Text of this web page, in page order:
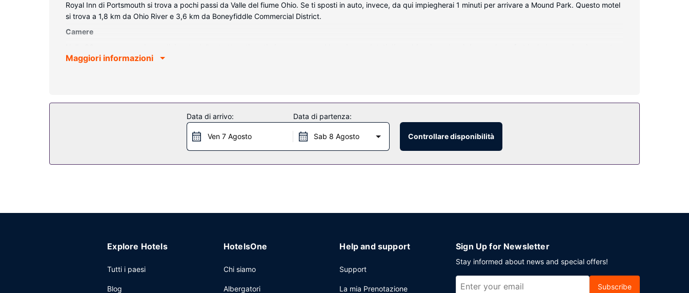
Royal Inn di Portsmouth si trova a pochi passi da Valle del fiume Ohio. Se ti sposti in auto, invece, da qui impiegherai 1 minuti per arrivare a Mound Park. Questo motel
si trova a 1,8 km da Ohio River e 3,6 km da Boneyfiddle Commercial District.
Camere
le pulizie sono eseguite tutti i giorni.
Maggiori informazioni
Data di arrivo:
Ven 7 Agosto
Data di partenza:
Sab 8 Agosto Controllare disponibilità
Explore Hotels
Tutti i paesi
Blog
HotelsOne
Chi siamo
Albergatori
Help and support
Support
La mia Prenotazione
Sign Up for Newsletter
Stay informed about news and special offers!
Subscribe